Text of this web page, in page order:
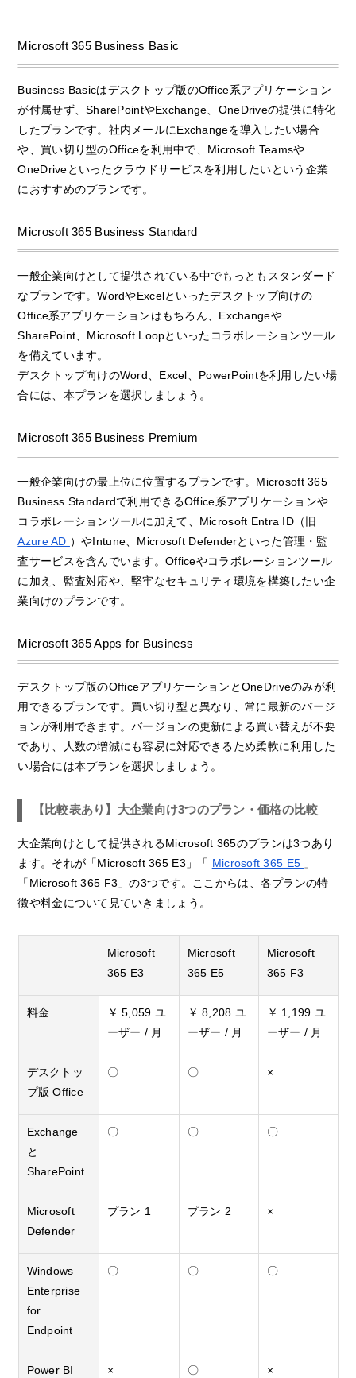
Microsoft 365 Business Basic
Business Basicはデスクトップ版のOffice系アプリケーション
が付属せず、SharePointやExchange、OneDriveの提供に特化
したプランです。社内メールにExchangeを導入したい場合
や、買い切り型のOfficeを利用中で、Microsoft Teamsや
OneDriveといったクラウドサービスを利用したいという企業
におすすめのプランです。
Microsoft 365 Business Standard
一般企業向けとして提供されている中でもっともスタンダード
なプランです。WordやExcelといったデスクトップ向けの
Office系アプリケーションはもちろん、Exchangeや
SharePoint、Microsoft Loopといったコラボレーションツール
を備えています。
デスクトップ向けのWord、Excel、PowerPointを利用したい場
合には、本プランを選択しましょう。
Microsoft 365 Business Premium
一般企業向けの最上位に位置するプランです。Microsoft 365
Business Standardで利用できるOffice系アプリケーションや
コラボレーションツールに加えて、Microsoft Entra ID（旧
Azure AD ）やIntune、Microsoft Defenderといった管理・監
査サービスを含んでいます。Officeやコラボレーションツール
に加え、監査対応や、堅牢なセキュリティ環境を構築したい企
業向けのプランです。
Microsoft 365 Apps for Business
デスクトップ版のOfficeアプリケーションとOneDriveのみが利
用できるプランです。買い切り型と異なり、常に最新のバージ
ョンが利用できます。バージョンの更新による買い替えが不要
であり、人数の増減にも容易に対応できるため柔軟に利用した
い場合には本プランを選択しましょう。
【比較表あり】大企業向け3つのプラン・価格の比較
大企業向けとして提供されるMicrosoft 365のプランは3つあり
ます。それが「Microsoft 365 E3」「 Microsoft 365 E5 」
「Microsoft 365 F3」の3つです。ここからは、各プランの特
徴や料金について見ていきましょう。
Microsoft
365 E3
Microsoft
365 E5
Microsoft
365 F3
料金 ￥5,059 ユ
ーザー / 月
￥8,208 ユ
ーザー / 月
￥ 1,199 ユ
ーザー / 月
デスクトッ
プ版Office
〇 〇 ×
Exchange
と
SharePoint
〇 〇 〇
Microsoft
Defender
プラン 1 プラン 2 ×
Windows
Enterprise
for
Endpoint
〇 〇 〇
Power BI × 〇 ×